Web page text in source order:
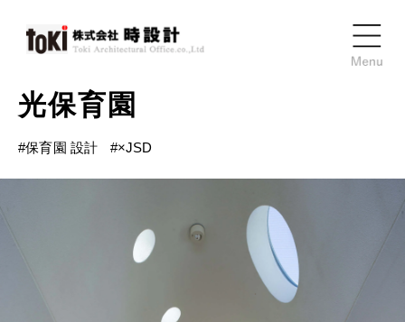
光保育園
#保育園 設計 #×JSD